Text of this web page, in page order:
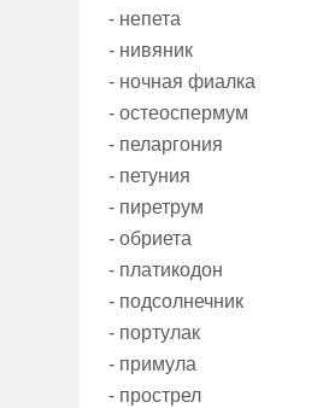
- непета
- нивяник
- ночная фиалка
- остеоспермум
- пеларгония
- петуния
- пиретрум
- обриета
- платикодон
- подсолнечник
- портулак
- примула
- прострел